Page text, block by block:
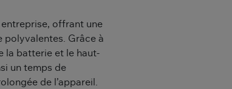
offrant une
polyvalentes. Grâce à
la batterie et le haut-
un temps de
de l’appareil.